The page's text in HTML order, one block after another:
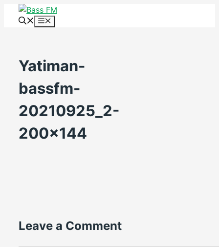
Skip
Menu
Yatiman-
bassfm-
20210925_2-
200×144
Leave a Comment